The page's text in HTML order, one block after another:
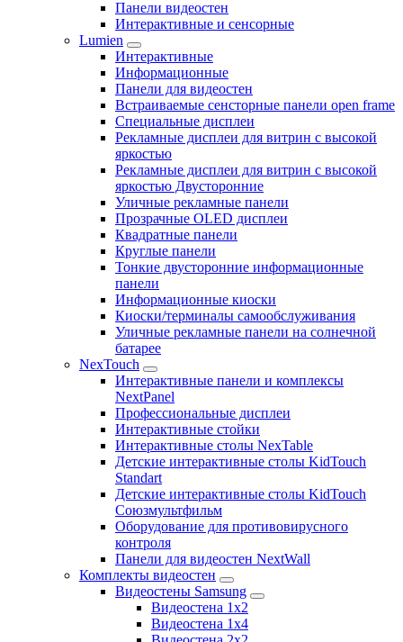
Панели видеостен
Интерактивные и сенсорные
Lumien
Интерактивные
Информационные
Панели для видеостен
Встраиваемые сенсторные панели open frame
Специальные дисплеи
Рекламные дисплеи для витрин с высокой
яркостью
Рекламные дисплеи для витрин с высокой
яркостью Двусторонние
Уличные рекламные панели
Прозрачные OLED дисплеи
Квадратные панели
Круглые панели
Тонкие двусторонние информационные
панели
Информационные киоски
Киоски/терминалы самообслуживания
Уличные рекламные панели на солнечной
батарее
NexTouch
Интерактивные панели и комплексы
NextPanel
Профессиональные дисплеи
Интерактивные стойки
Интерактивные столы NexTable
Детские интерактивные столы KidTouch
Standart
Детские интерактивные столы KidTouch
Союзмультфильм
Оборудование для противовирусного
контроля
Панели для видеостен NextWall
Комплекты видеостен
Видеостены Samsung
Видеостена 1x2
Видеостена 1x4